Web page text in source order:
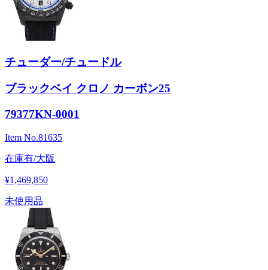
チューダー/チュードル
ブラックベイ クロノ カーボン25
79377KN-0001
Item No.81635
在庫有/大阪
¥1,469,850
未使用品